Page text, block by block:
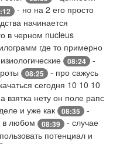
- но на 2 его просто
начинается
в черном nucleus
где то примерно
08:24
-
08:25
- про сажусь
сегодня 10 10 10
взятка нету он поле рапс
и уже как 08:35
-
в любом
08:39
- случае
потенциал и